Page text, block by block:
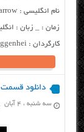
کارگردان : David Guggenheiفیلمn> ستارگان : K...
دانلود قسمت ۴ فصل اول سریال Conviction
سه شنبه ، ۴ آبان